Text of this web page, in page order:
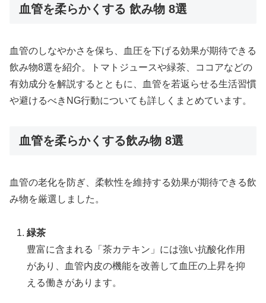
血管を柔らかくする 飲み物 8選
血管のしなやかさを保ち、血圧を下げる効果が期待できる
飲み物8選を紹介。トマトジュースや緑茶、ココアなどの
有効成分を解説するとともに、血管を若返らせる生活習慣
や避けるべきNG行動についても詳しくまとめています。
血管を柔らかくする飲み物 8選
血管の老化を防ぎ、柔軟性を維持する効果が期待できる飲
み物を厳選しました。
緑茶
豊富に含まれる「茶カテキン」には強い抗酸化作用
があり、血管内皮の機能を改善して血圧の上昇を抑
える働きがあります。